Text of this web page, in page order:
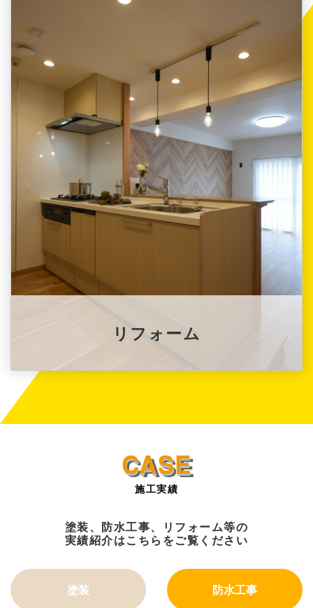
リフォーム
施工実績
塗装、防水工事、リフォーム等の
実績紹介はこちらをご覧ください
塗装 防水工事